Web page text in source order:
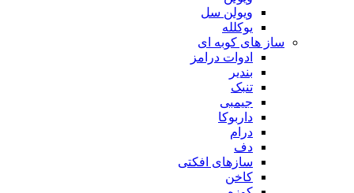
ویولن سل
یوکلله
ساز های کوبه ای
ادوات درامز
بندیر
تنبک
جیمبی
داربوکا
درام
دف
سازهای افکتی
کاخن